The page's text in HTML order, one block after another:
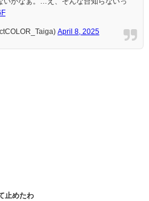
いかなぁ。…え、そんな台知らないっ
April 8, 2025
止めたわ